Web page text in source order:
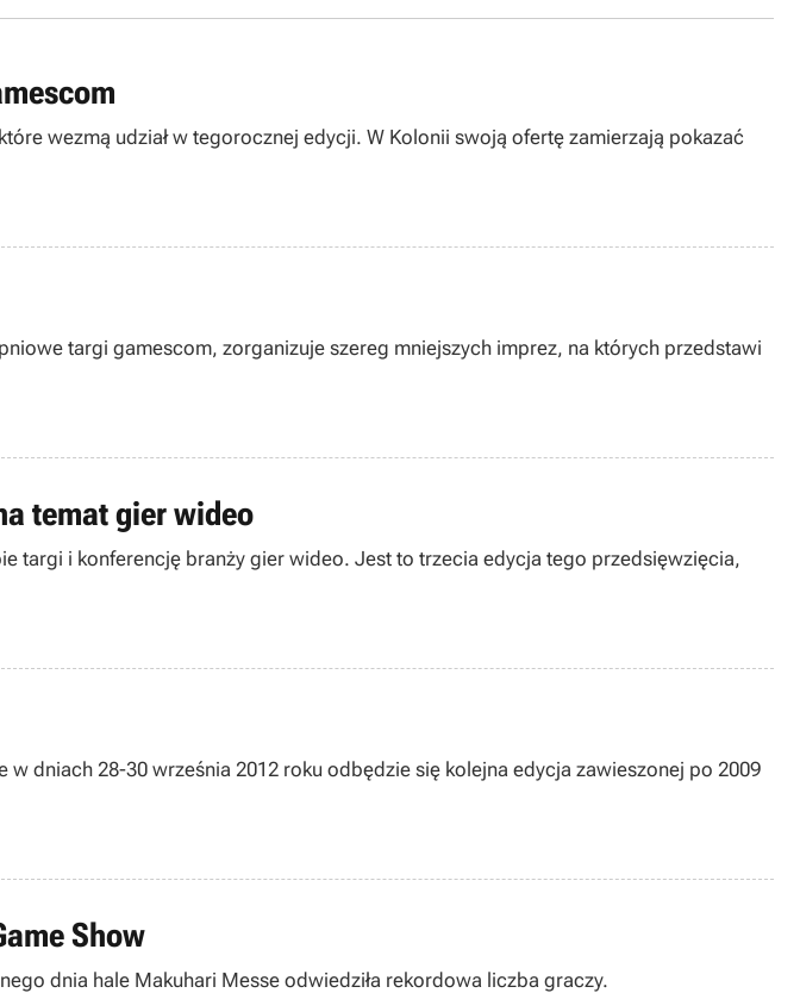
wezmą udział w tegorocznej edycji. W Kolonii swoją ofertę zamierzają pokazać
targi gamescom, zorganizuje szereg mniejszych imprez, na których przedstawi
temat gier wideo
targi i konferencję branży gier wideo. Jest to trzecia edycja tego przedsięwzięcia,
dniach 28-30 września 2012 roku odbędzie się kolejna edycja zawieszonej po 2009
Show
dnia hale Makuhari Messe odwiedziła rekordowa liczba graczy.